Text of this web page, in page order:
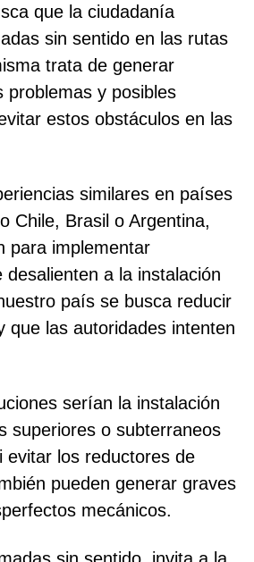
que la ciudadanía
sin sentido en las rutas
trata de generar
problemas y posibles
estos obstáculos en las
similares en países
Chile, Brasil o Argentina,
para implementar
desalienten a la instalación
país se busca reducir
que las autoridades intenten
serían la instalación
superiores o subterraneos
evitar los reductores de
pueden generar graves
mecánicos.